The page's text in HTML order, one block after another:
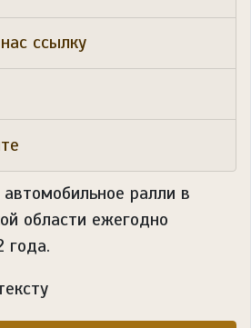
ссылку
автомобильное ралли в
области ежегодно
года.